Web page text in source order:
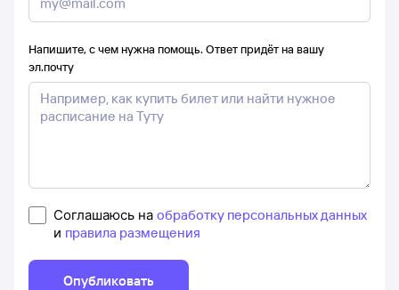
Напишите, с чем нужна помощь. Ответ придёт на вашу
эл.почту
Соглашаюсь на обработку персональных данных
и правила размещения
Опубликовать